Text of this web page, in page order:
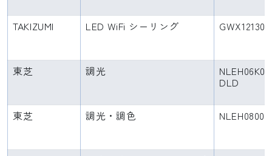
TAKIZUMI LED WiFi シーリング GWX12130
東芝 調光
DLD
東芝 調光・調色